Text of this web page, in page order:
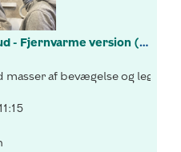
Energijæger: Regner den ud - Fjernvarme version (7.-9.kl.)
af bevægelse og leg,